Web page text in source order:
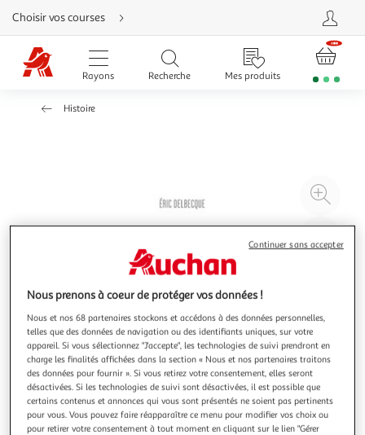
Aller
directement
au
contenu
Aller
directement
Aller
d'aide
Choisir vos courses
Rayons Recherche Mes produits
Histoire
à
Nous prenons à coeur de protéger vos données !
Nous et nos 68 partenaires stockons et accédons à des données personnelles,
telles que des données de navigation ou des identifiants uniques, sur votre
appareil. Si vous sélectionnez "J'accepte", les technologies de suivi prendront en
charge les finalités affichées dans la section « Nous et nos partenaires traitons
des données pour fournir ». Si vous retirez votre consentement, elles seront
désactivées. Si les technologies de suivi sont désactivées, il est possible que
certains contenus et annonces qui vous sont présentés ne soient pas pertinents
pour vous. Vous pouvez faire réapparaître ce menu pour modifier vos choix ou
pour retirer votre consentement à tout moment en cliquant sur le lien "Gérer
Continuer sans accepter